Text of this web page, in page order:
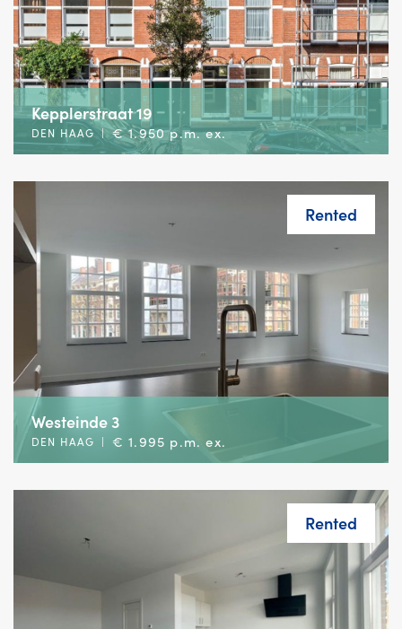
Kepplerstraat 19
DEN HAAG | € 1.950 p.m. ex.
Rented
Westeinde 3
DEN HAAG | € 1.995 p.m. ex.
Rented